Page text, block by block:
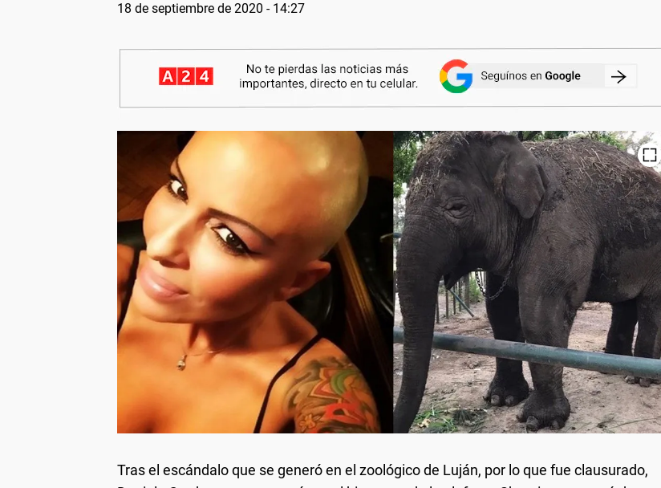
18 de septiembre de 2020 - 14:27
Tras el escándalo que se generó en el zoológico de Luján, por lo que fue clausurado,